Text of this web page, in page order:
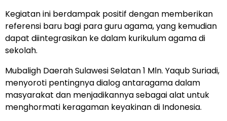
Kegiatan ini berdampak positif dengan memberikan
referensi baru bagi para guru agama, yang kemudian
dapat diintegrasikan ke dalam kurikulum agama di
sekolah.
Mubaligh Daerah Sulawesi Selatan 1 Mln. Yaqub Suriadi,
menyoroti pentingnya dialog antaragama dalam
masyarakat dan menjadikannya sebagai alat untuk
menghormati keragaman keyakinan di Indonesia.